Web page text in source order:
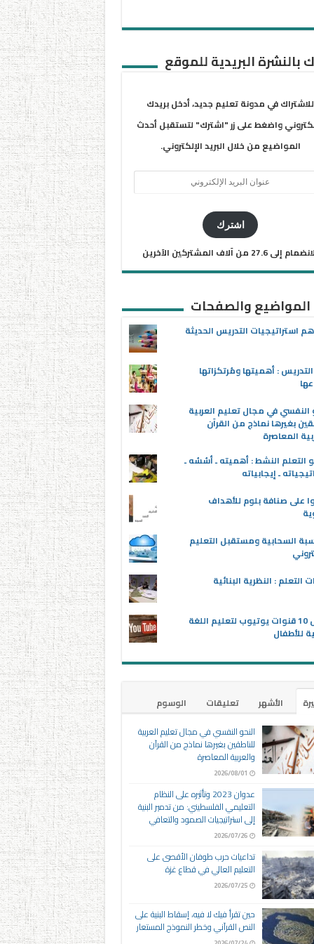
بالنشرة البريدية للموقع
للاشتراك في مدونة تعليم جديد، أدخل بريدك
واضغط على زر "اشترك" لتستقبل أحدث
المواضيع من خلال البريد الإلكتروني.
اشترك
إلى 27.6 من آلاف المشتركين الآخرين
المواضيع والصفحات
استراتيجيات التدريس الحديثة
: أهميتها ومُرتكزاتها
النفسي في مجال تعليم العربية
بغيرها نماذج من القرآن
المعاصرة
التعلم النشط : أهميته ـ أسُسُه ـ
ـ إيجابياته
على صنافة بلوم للأهداف
السحابية ومستقبل التعليم
التعلم : النظرية البنائية
أفضل 10 قنوات يوتيوب لتعليم اللغة
للأطفال
الأشهر تعليقات
الوسوم
النحو النفسي في مجال تعليم العربية
للناطقين بغيرها نماذج من القرآن
والعربية المعاصرة
2026/08/01
عدوان 2023 وتأثيره على النظام
التعليمي الفلسطيني: من تدمير البنية
إلى استراتيجيات الصمود والتعافي
2026/07/26
تداعيات حرب طوفان الأقصى على
التعليم العالي في قطاع غزة
2026/07/25
حين تقرأ فيك لا فيه، إسقاط البنية على
النص القرآني وخطر النموذج المستعار